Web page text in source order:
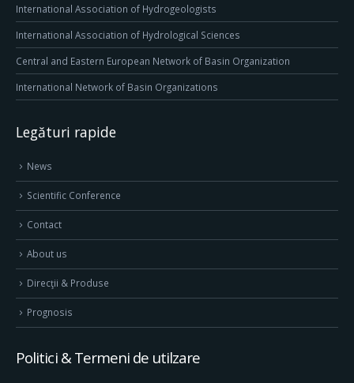
International Association of Hydrogeologists
International Association of Hydrological Sciences
Central and Eastern European Network of Basin Organization
International Network of Basin Organizations
Legături rapide
News
Scientific Conference
Contact
About us
Direcţii & Produse
Prognosis
Politici & Termeni de utilzare